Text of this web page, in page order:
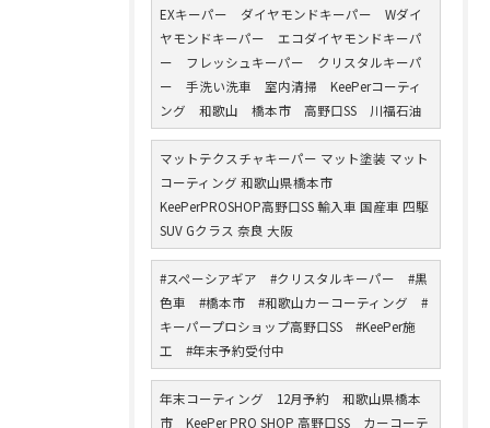
EXキーパー ダイヤモンドキーパー Wダイ
ヤモンドキーパー エコダイヤモンドキーパ
ー フレッシュキーパー クリスタルキーパ
ー 手洗い洗車 室内清掃 KeePerコーティ
ング 和歌山 橋本市 高野口SS 川福石油
マットテクスチャキーパー マット塗装 マット
コーティング 和歌山県橋本市
KeePerPROSHOP高野口SS 輸入車 国産車 四駆
SUV Gクラス 奈良 大阪
#スペーシアギア #クリスタルキーパー #黒
色車 #橋本市 #和歌山カーコーティング #
キーパープロショップ高野口SS #KeePer施
工 #年末予約受付中
年末コーティング 12月予約 和歌山県橋本
市 KeePer PRO SHOP 高野口SS カーコーテ